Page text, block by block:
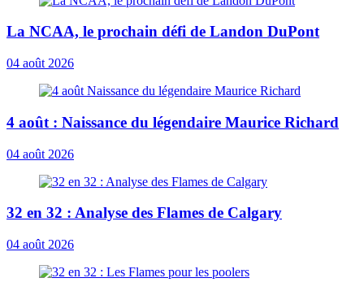
La NCAA, le prochain défi de Landon DuPont
04 août 2026
4 août : Naissance du légendaire Maurice Richard
04 août 2026
32 en 32 : Analyse des Flames de Calgary
04 août 2026